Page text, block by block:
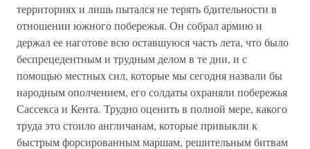
территориях и лишь пытался не терять бдительности в
отношении южного побережья. Он собрал армию и
держал ее наготове всю оставшуюся часть лета, что было
беспрецедентным и трудным делом в те дни, и с
помощью местных сил, которые мы сегодня назвали бы
народным ополчением, его солдаты охраняли побережья
Сассекса и Кента. Трудно оценить в полной мере, какого
труда это стоило англичанам, которые привыкли к
быстрым форсированным маршам, решительным битвам